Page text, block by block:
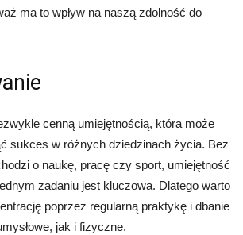
ma to wpływ na naszą zdolność do
cenną umiejętnością, która może
sukces w różnych dziedzinach życia. Bez
o naukę, pracę czy sport, umiejętność
zadaniu jest kluczowa. Dlatego warto
poprzez regularną praktykę i dbanie
jak i fizyczne.